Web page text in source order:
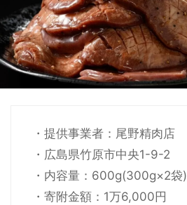
・提供事業者：尾野精肉店
・広島県竹原市中央1-9-2
・内容量：600g(300g×2袋)
・寄附金額：1万6,000円